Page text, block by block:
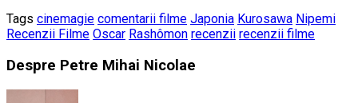
Tags cinemagie comentarii filme Japonia Kurosawa Nipemi
Recenzii Filme Oscar Rashômon recenzii recenzii filme
Despre Petre Mihai Nicolae